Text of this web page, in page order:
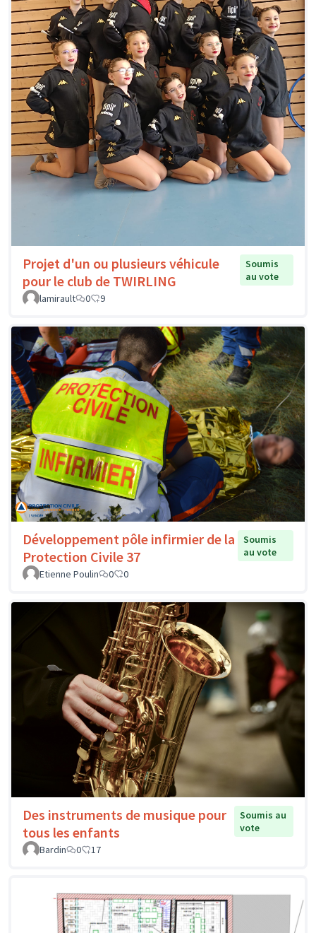
Projet d'un ou plusieurs véhicule
pour le club de TWIRLING
Soumis
au vote
lamirault
0 9
Développement pôle infirmier de la
Protection Civile 37
Soumis
au vote
Etienne Poulin
0 0
Des instruments de musique pour
tous les enfants
Soumis au
vote
Bardin
0 17